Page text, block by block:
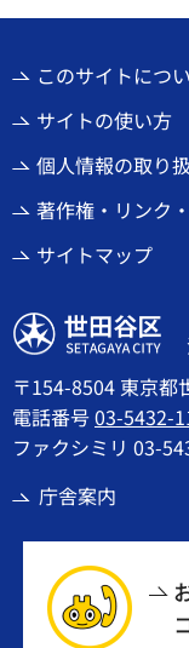
このサイトにつ
サイトの使い方
個人情報の取り
著作権・リンク
サイトマップ
世田谷区
〒154-8504 東京都
電話番号03-5432-
ファクシミリ 03-
庁舎案内